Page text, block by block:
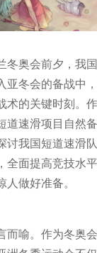
冬奥会前夕，我
亚冬会的备战中
术的关键时刻。
速滑项目自然备
讨我国短道速滑
全面提高竞技水
做好准备。
而喻。作为冬奥